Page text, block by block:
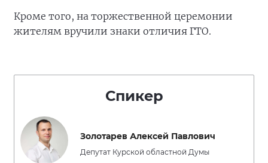
Кроме того, на торжественной церемонии
жителям вручили знаки отличия ГТО.
Спикер
Золотарев Алексей Павлович
Депутат Курской областной Думы